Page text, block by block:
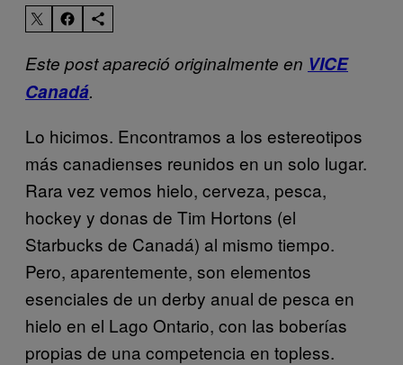
Este post apareció originalmente en VICE
Canadá.
Lo hicimos. Encontramos a los estereotipos
más canadienses reunidos en un solo lugar.
Rara vez vemos hielo, cerveza, pesca,
hockey y donas de Tim Hortons (el
Starbucks de Canadá) al mismo tiempo.
Pero, aparentemente, son elementos
esenciales de un derby anual de pesca en
hielo en el Lago Ontario, con las boberías
propias de una competencia en topless.